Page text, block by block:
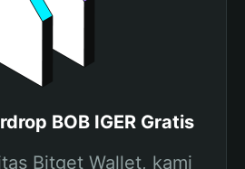
BOB IGER Gratis
Bitget Wallet, kami